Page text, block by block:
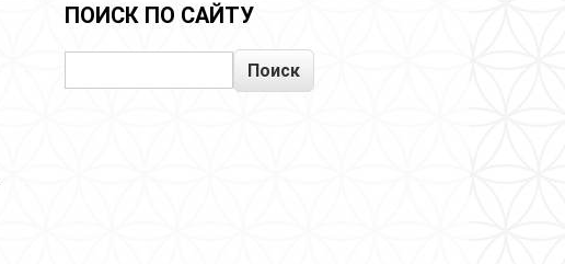
ПОИСК ПО САЙТУ